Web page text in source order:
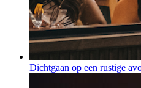
Dichtgaan op een rustige